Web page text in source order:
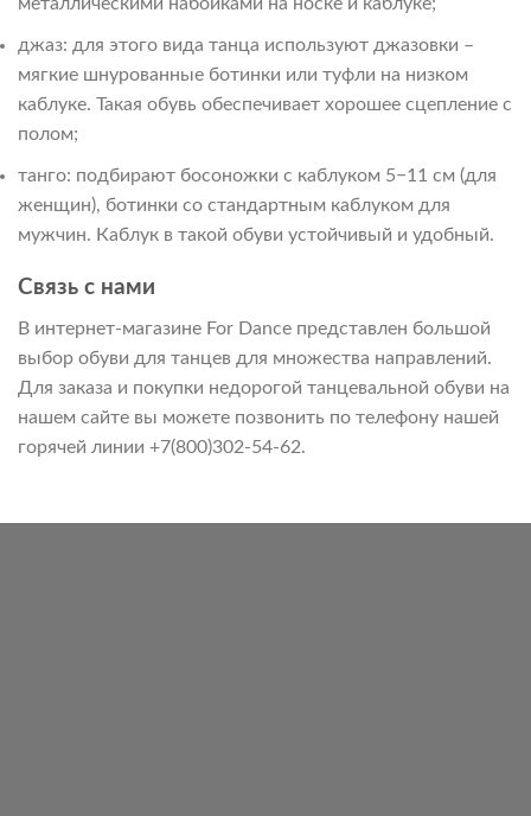
металлическими набойками на носке и каблуке;
джаз: для этого вида танца используют джазовки –
мягкие шнурованные ботинки или туфли на низком
каблуке. Такая обувь обеспечивает хорошее сцепление с
полом;
танго: подбирают босоножки с каблуком 5−11 см (для
женщин), ботинки со стандартным каблуком для
мужчин. Каблук в такой обуви устойчивый и удобный.
Связь с нами
В интернет-магазине For Dance представлен большой
выбор обуви для танцев для множества направлений.
Для заказа и покупки недорогой танцевальной обуви на
нашем сайте вы можете позвонить по телефону нашей
горячей линии +7(800)302-54-62.